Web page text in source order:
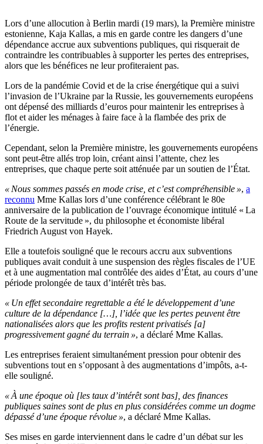
Lors d’une allocution à Berlin mardi (19 mars), la Première ministre
estonienne, Kaja Kallas, a mis en garde contre les dangers d’une
dépendance accrue aux subventions publiques, qui risquerait de
contraindre les contribuables à supporter les pertes des entreprises,
alors que les bénéfices ne leur profiteraient pas.
Lors de la pandémie Covid et de la crise énergétique qui a suivi
l’invasion de l’Ukraine par la Russie, les gouvernements européens
ont dépensé des milliards d’euros pour maintenir les entreprises à
flot et aider les ménages à faire face à la flambée des prix de
l’énergie.
Cependant, selon la Première ministre, les gouvernements européens
sont peut-être allés trop loin, créant ainsi l’attente, chez les
entreprises, que chaque perte soit atténuée par un soutien de l’État.
« Nous sommes passés en mode crise, et c’est compréhensible », a
reconnu Mme Kallas lors d’une conférence célébrant le 80e
anniversaire de la publication de l’ouvrage économique intitulé « La
Route de la servitude », du philosophe et économiste libéral
Friedrich August von Hayek.
Elle a toutefois souligné que le recours accru aux subventions
publiques avait conduit à une suspension des règles fiscales de l’UE
et à une augmentation mal contrôlée des aides d’État, au cours d’une
période prolongée de taux d’intérêt très bas.
« Un effet secondaire regrettable a été le développement d’une
culture de la dépendance […], l’idée que les pertes peuvent être
nationalisées alors que les profits restent privatisés [a]
progressivement gagné du terrain », a déclaré Mme Kallas.
Les entreprises feraient simultanément pression pour obtenir des
subventions tout en s’opposant à des augmentations d’impôts, a-t-
elle souligné.
« À une époque où [les taux d’intérêt sont bas], des finances
publiques saines sont de plus en plus considérées comme un dogme
dépassé d’une époque révolue », a déclaré Mme Kallas.
Ses mises en garde interviennent dans le cadre d’un débat sur les